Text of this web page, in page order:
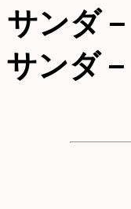
サンダ－
サンダ－